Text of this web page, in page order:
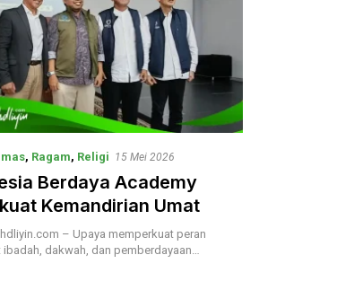
, Ragam, Religi 15 Mei 2026
Berdaya Academy
Kemandirian Umat
– Upaya memperkuat peran
dakwah, dan pemberdayaan…